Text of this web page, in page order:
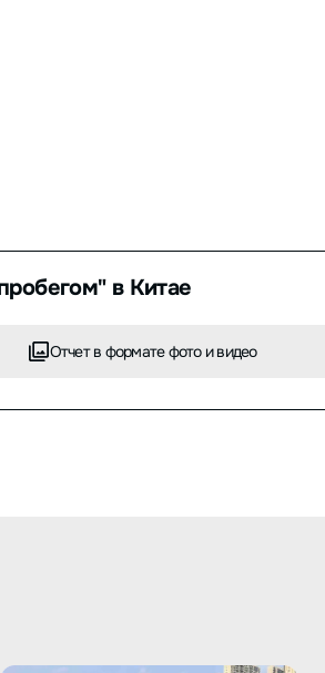
в Китае
Отчет в формате фото и видео